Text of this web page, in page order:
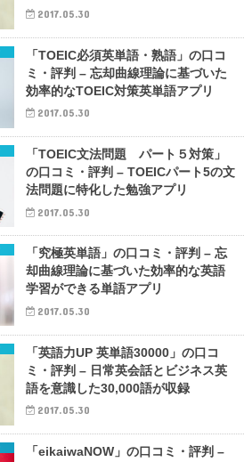
2017.05.30
「TOEIC必須英単語・熟語」の口コ
ミ・評判 – 忘却曲線理論に基づいた
効率的なTOEIC対策英単語アプリ
2017.05.30
「TOEIC文法問題 パート５対策」
の口コミ・評判 – TOEICパート5の文
法問題に特化した勉強アプリ
2017.05.30
「究極英単語」の口コミ・評判 – 忘
却曲線理論に基づいた効率的な英語
学習ができる単語アプリ
2017.05.30
「英語力UP 英単語30000」の口コ
ミ・評判 – 日常英会話とビジネス英
語を意識した30,000語が収録
2017.05.30
「eikaiwaNOW」の口コミ・評判 –